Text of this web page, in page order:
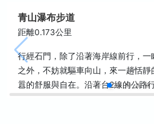
青山瀑布步道
距離0.173公里
行經石門，除了沿著海岸線前行，
之外，不妨就驅車向山，來一趟恬
囂的舒服與自在。沿著台2線的公路